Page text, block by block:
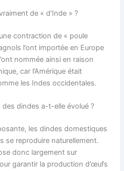
de « d’Inde » ?
contraction de « poule
l’ont importée en Europe
nommée ainsi en raison
car l’Amérique était
les Indes occidentales.
dindes a-t-elle évolué ?
les dindes domestiques
se reproduire naturellement.
donc largement sur
garantir la production d’œufs